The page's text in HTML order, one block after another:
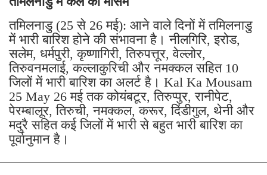
तमिलनाडु (25 से 26 मई): आने वाले दिनों में तमिलनाडु
में भारी बारिश होने की संभावना है। नीलगिरि, इरोड,
सलेम, धर्मपुरी, कृष्णागिरी, तिरुपत्तूर, वेल्लोर,
तिरुवनमलाई, कल्लाकुरिची और नमक्कल सहित 10
जिलों में भारी बारिश का अलर्ट है। Kal Ka Mousam
25 May 26 मई तक कोयंबटूर, तिरुप्पुर, रानीपेट,
पेरम्बालूर, तिरुची, नमक्कल, करूर, दिंडीगुल, थेनी और
मदुरै सहित कई जिलों में भारी से बहुत भारी बारिश का
पूर्वानुमान है।